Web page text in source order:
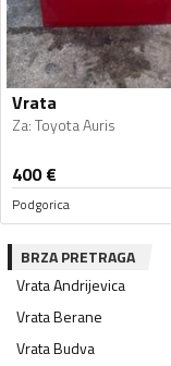
Vrata
Za:Toyota Auris
400€
Podgorica
BRZA PRETRAGA
VrataAndrijevica
VrataBerane
VrataBudva